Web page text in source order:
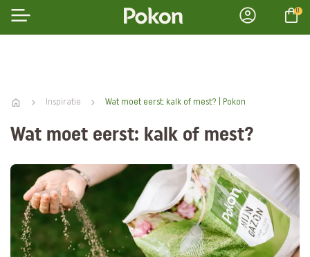
0
Inspiratie Wat moet eerst: kalk of mest? | Pokon
Wat moet eerst: kalk of mest?